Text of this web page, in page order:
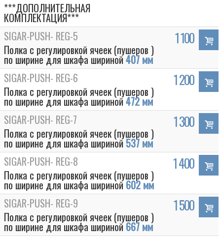
***ДОПОЛНИТЕЛЬНАЯ
КОМПЛЕКТАЦИЯ***
SIGAR-PUSH- REG-5
Полка с регулировкой ячеек (пушеров )
по ширине для шкафа шириной407 мм
1 100
SIGAR-PUSH- REG-6
Полка с регулировкой ячеек (пушеров )
по ширине для шкафа шириной472 мм
1 200
SIGAR-PUSH- REG-7
Полка с регулировкой ячеек (пушеров )
по ширине для шкафа шириной537 мм
1 300
SIGAR-PUSH- REG-8
Полка с регулировкой ячеек (пушеров )
по ширине для шкафа шириной602 мм
1 400
SIGAR-PUSH- REG-9
Полка с регулировкой ячеек (пушеров )
по ширине для шкафа шириной667 мм
1 500